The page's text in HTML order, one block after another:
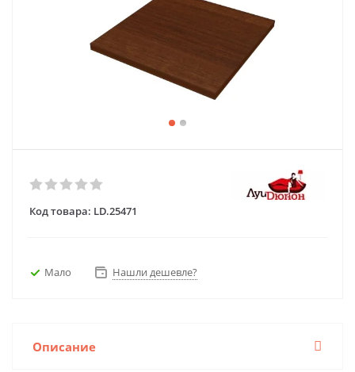
Код товара: LD.25471
Мало Нашли дешевле?
Описание